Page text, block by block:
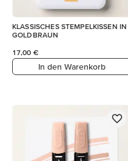
KLASSISCHES STEMPELKISSEN IN
GOLDBRAUN
17,00 €
In den Warenkorb